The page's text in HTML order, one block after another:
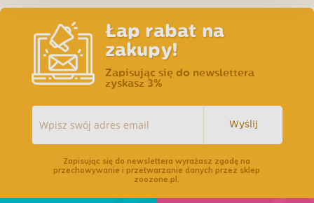
Łap rabat na
zakupy!
Zapisując się do newslettera
zyskasz 3%
Wyślij
Zapisując się do newslettera wyrażasz zgodę na
przechowywanie i przetwarzanie danych przez sklep
zoozone.pl.